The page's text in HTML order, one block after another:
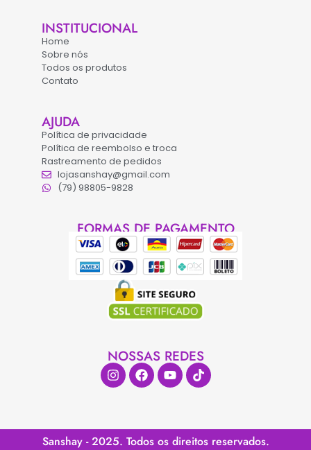
INSTITUCIONAL
Home
Sobre nós
Todos os produtos
Contato
AJUDA
Política de privacidade
Política de reembolso e troca
Rastreamento de pedidos
lojasanshay@gmail.com
(79) 98805-9828
FORMAS DE PAGAMENTO
NOSSAS REDES
Sanshay - 2025. Todos os direitos reservados.